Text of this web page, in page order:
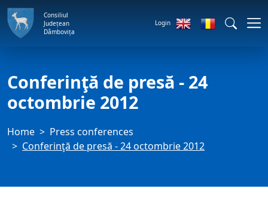
Consiliul
Județean
Dâmbovița
Login
Conferinţă de presă - 24
octombrie 2012
Home
Press conferences
Conferinţă de presă - 24 octombrie 2012